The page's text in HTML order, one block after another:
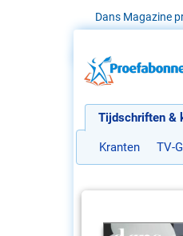
Dans Magazine
Tijdschriften &
Kranten TV-